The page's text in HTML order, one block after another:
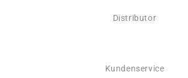
Distributor
Kundenservice